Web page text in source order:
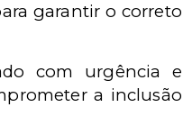
garantir o correto
com urgência e
a inclusão